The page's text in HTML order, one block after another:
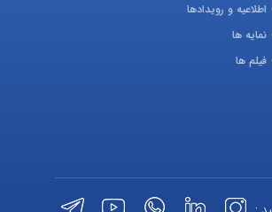
اطلاعیه و رویدادها
نمایه ها
فیلم ها